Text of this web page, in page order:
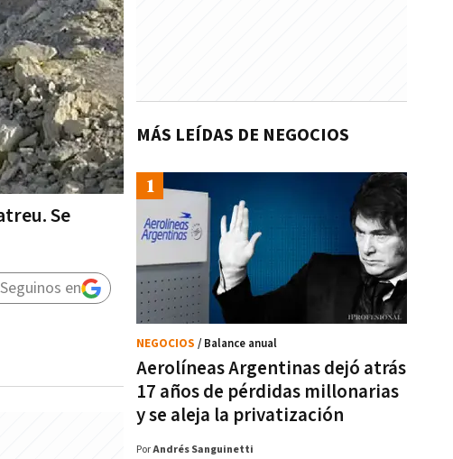
Se
en
MÁS LEÍDAS DE NEGOCIOS
Aerolíneas Argentinas dejó atrás
17 años de pérdidas millonarias
y se aleja la privatización
NEGOCIOS / Balance anual
PorAndrés Sanguinetti